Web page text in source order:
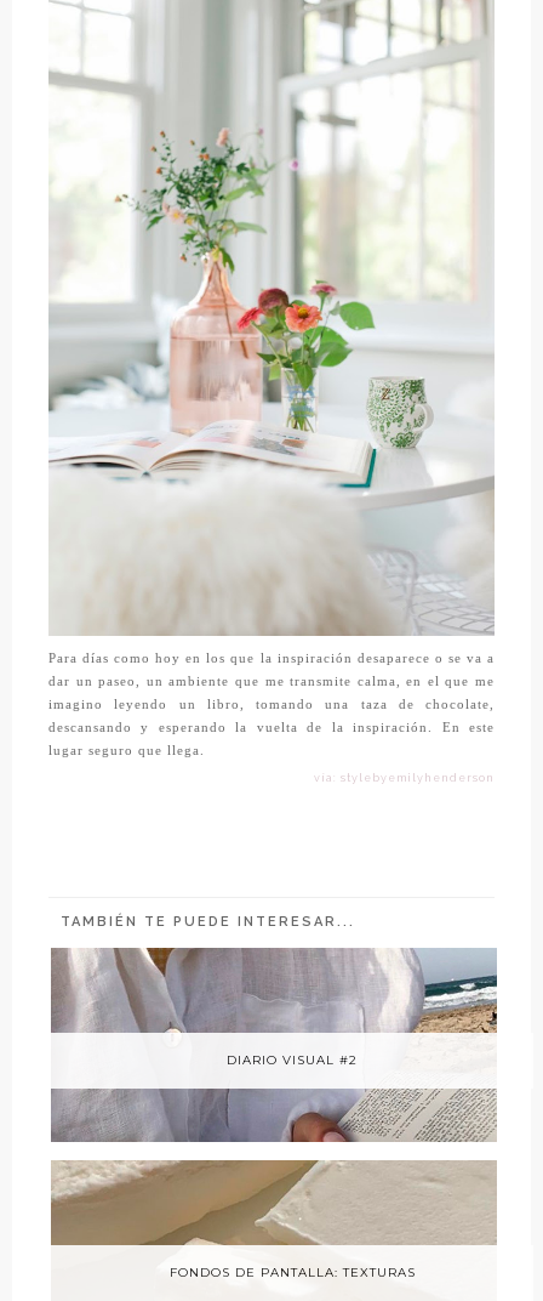
Para días como hoy en los que la inspiración desaparece o se va a
dar un paseo, un ambiente que me transmite calma, en el que me
imagino leyendo un libro, tomando una taza de chocolate,
descansando y esperando la vuelta de la inspiración. En este
lugar seguro que llega.
vía: stylebyemilyhenderson
TAMBIÉN TE PUEDE INTERESAR...
DIARIO VISUAL #2
FONDOS DE PANTALLA: TEXTURAS